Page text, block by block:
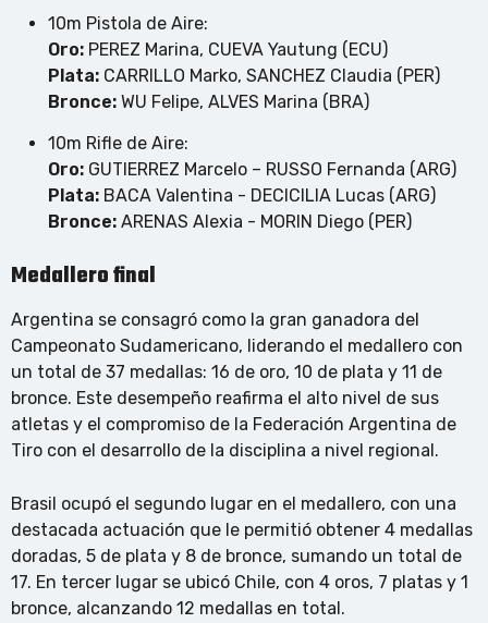
10m Pistola de Aire:
Oro: PEREZ Marina, CUEVA Yautung (ECU)
Plata: CARRILLO Marko, SANCHEZ Claudia (PER)
Bronce: WU Felipe, ALVES Marina (BRA)
10m Rifle de Aire:
Oro: GUTIERREZ Marcelo – RUSSO Fernanda (ARG)
Plata: BACA Valentina - DECICILIA Lucas (ARG)
Bronce: ARENAS Alexia - MORIN Diego (PER)
Medallero final
Argentina se consagró como la gran ganadora del
Campeonato Sudamericano, liderando el medallero con
un total de 37 medallas: 16 de oro, 10 de plata y 11 de
bronce. Este desempeño reafirma el alto nivel de sus
atletas y el compromiso de la Federación Argentina de
Tiro con el desarrollo de la disciplina a nivel regional.
Brasil ocupó el segundo lugar en el medallero, con una
destacada actuación que le permitió obtener 4 medallas
doradas, 5 de plata y 8 de bronce, sumando un total de
17. En tercer lugar se ubicó Chile, con 4 oros, 7 platas y 1
bronce, alcanzando 12 medallas en total.